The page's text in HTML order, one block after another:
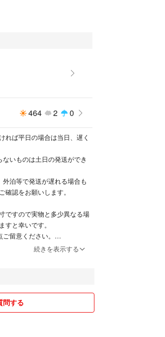
464 2 0
れば平日の場合は当日、遅く
いものは土日の発送ができ
泊等で発送が遅れる場合も
認をお願いします。
ですので実物と多少異なる場
と幸いです。
留意ください。
覚が違うと思いますので、神
値下げ交渉には応じますが、
を考えて常識の範囲内でお願
続きを表示する
問する